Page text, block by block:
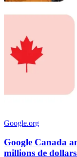
Google.org
Google Canada
millions de